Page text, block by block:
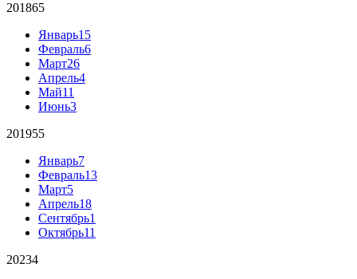
201865
Январь15
Февраль6
Март26
Апрель4
Май11
Июнь3
201955
Январь7
Февраль13
Март5
Апрель18
Сентябрь1
Октябрь11
20234